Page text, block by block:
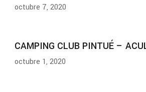
octubre 7, 2020
CAMPING CLUB PINTUÉ –
octubre 1, 2020